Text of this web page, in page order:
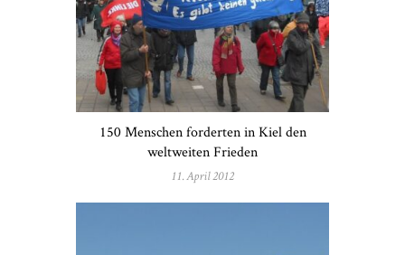
150 Menschen forderten in Kiel den
weltweiten Frieden
11. April 2012